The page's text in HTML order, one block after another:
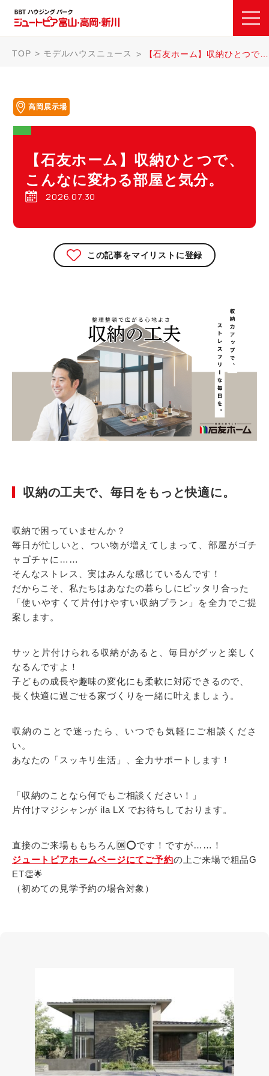
TOP モデルハウスニュース 【石友ホーム】収納ひとつで、こんなに変わる部屋と気分。
高岡展示場
【石友ホーム】収納ひとつで、
こんなに変わる部屋と気分。
2026.07.30
この記事をマイリストに登録
収納の工夫で、毎日をもっと快適に。
収納で困っていませんか？
毎日が忙しいと、つい物が増えてしまって、部屋がゴチ
ャゴチャに……
そんなストレス、実はみんな感じているんです！
だからこそ、私たちはあなたの暮らしにピッタリ合った
「使いやすくて片付けやすい収納プラン」を全力でご提
案します。
サッと片付けられる収納があると、毎日がグッと楽しく
なるんですよ！
子どもの成長や趣味の変化にも柔軟に対応できるので、
長く快適に過ごせる家づくりを一緒に叶えましょう。
収納のことで迷ったら、いつでも気軽にご相談くださ
い。
あなたの「スッキリ生活」、全力サポートします！
「収納のことなら何でもご相談ください！」
片付けマジシャンが ila LX でお待ちしております。
直接のご来場ももちろん🆗⭕です！ですが……！
ジュートピアホームページにてご予約の上ご来場で粗品G
ET👏🌟
（初めての見学予約の場合対象）